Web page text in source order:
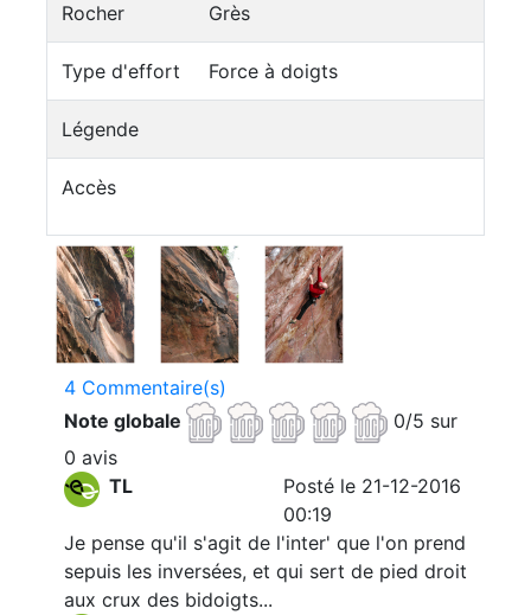
Rocher Grès
Type d'effort Force à doigts
Légende
Accès
4 Commentaire(s)
Note globale
0/5 sur
0 avis
TL
Posté le 21-12-2016
00:19
Je pense qu'il s'agit de l'inter' que l'on prend
sepuis les inversées, et qui sert de pied droit
aux crux des bidoigts...